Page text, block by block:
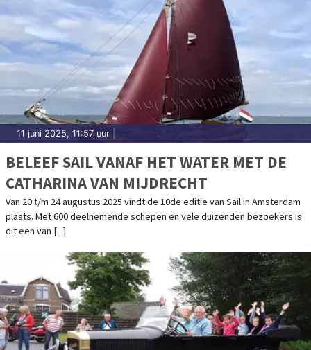
11 juni 2025, 11:57 uur
BELEEF SAIL VANAF HET WATER MET DE
CATHARINA VAN MIJDRECHT
Van 20 t/m 24 augustus 2025 vindt de 10de editie van Sail in Amsterdam
plaats. Met 600 deelnemende schepen en vele duizenden bezoekers is
dit een van [...]